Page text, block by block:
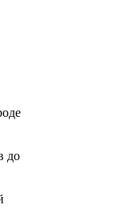
до